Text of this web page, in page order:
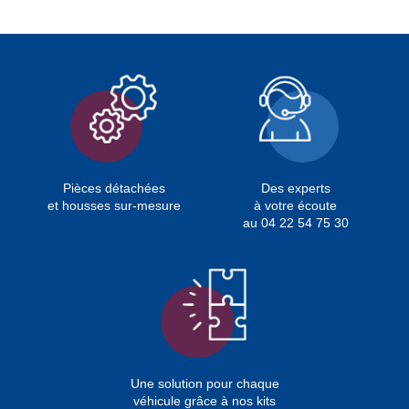
Pièces détachées
et housses sur-mesure
Des experts
à votre écoute
au 04 22 54 75 30
Une solution pour chaque
véhicule grâce à nos kits